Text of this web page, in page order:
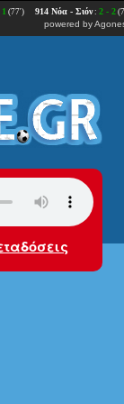
powered by